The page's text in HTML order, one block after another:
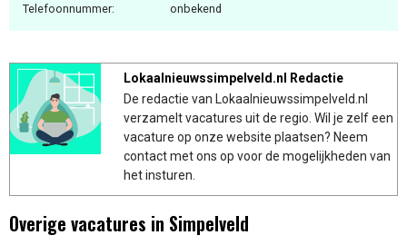
Telefoonnummer: onbekend
Lokaalnieuwssimpelveld.nl Redactie
De redactie van Lokaalnieuwssimpelveld.nl
verzamelt vacatures uit de regio. Wil je zelf een
vacature op onze website plaatsen? Neem
contact met ons op voor de mogelijkheden van
het insturen.
Overige vacatures in Simpelveld